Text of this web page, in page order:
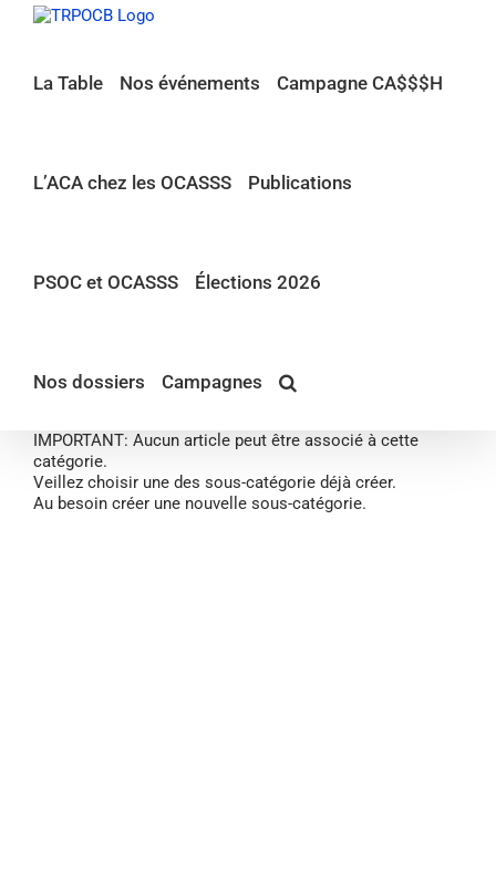
Passer
La Table Nos événements Campagne CA$$$H
L’ACA chez les OCASSS Publications
PSOC et OCASSS Élections 2026
Nos dossiers Campagnes
IMPORTANT: Aucun article peut être associé à cette
catégorie.
Veillez choisir une des sous-catégorie déjà créer.
Au besoin créer une nouvelle sous-catégorie.